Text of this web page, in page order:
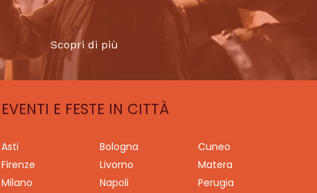
Scopri di più
EVENTI E FESTE IN CITTÀ
Asti Bologna
Cuneo
Firenze
Livorno
Matera
Milano
Napoli
Perugia